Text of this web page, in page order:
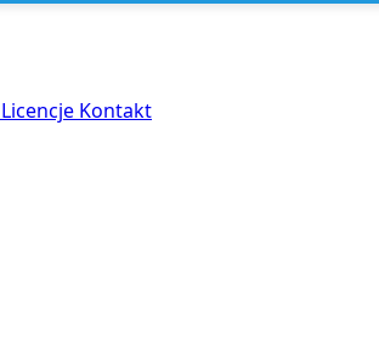
Licencje Kontakt